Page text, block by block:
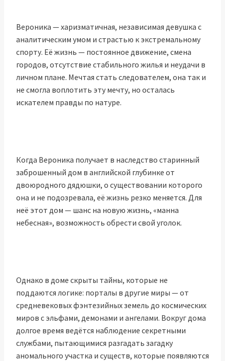
Вероника — харизматичная, независимая девушка с
аналитическим умом и страстью к экстремальному
спорту. Её жизнь — постоянное движение, смена
городов, отсутствие стабильного жилья и неудачи в
личном плане. Мечтая стать следователем, она так и
не смогла воплотить эту мечту, но осталась
искателем правды по натуре.
Когда Вероника получает в наследство старинный
заброшенный дом в английской глубинке от
двоюродного дядюшки, о существовании которого
она и не подозревала, её жизнь резко меняется. Для
неё этот дом — шанс на новую жизнь, «манна
небесная», возможность обрести свой уголок.
Однако в доме скрыты тайны, которые не
поддаются логике: порталы в другие миры — от
средневековых фэнтезийных земель до космических
миров с эльфами, демонами и ангелами. Вокруг дома
долгое время ведётся наблюдение секретными
службами, пытающимися разгадать загадку
аномального участка и существ, которые появляются